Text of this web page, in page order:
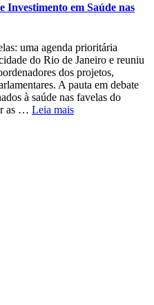
Investimento em Saúde nas
uma agenda prioritária
do Rio de Janeiro e reuniu
dos projetos,
A pauta em debate
à saúde nas favelas do
as … Leia mais